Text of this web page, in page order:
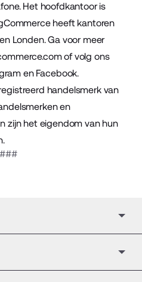
Het hoofdkantoor is
heeft kantoren
Londen. Ga voor meer
of volg ons
en Facebook.
handelsmerk van
en
zijn het eigendom van hun
###